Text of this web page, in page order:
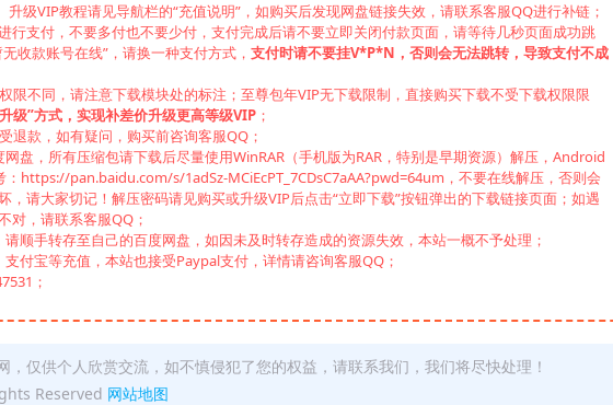
升级VIP教程请见导航栏的“充值说明”，如购买后发现网盘链接失效，请联系客服QQ进行补链；
行支付，不要多付也不要少付，支付完成后请不要立即关闭付款页面，请等待几秒页面成功跳
收款账号在线”，请换一种支付方式， 支付时请不要挂V*P*N，否则会无法跳转，导致支付不成
限不同，请注意下载模块处的标注；至尊包年VIP无下载限制，直接购买下载不受下载权限限
级”方式，实现补差价升级更高等级VIP ；
退款，如有疑问，购买前咨询客服QQ；
盘，所有压缩包请下载后尽量使用WinRAR（手机版为RAR，特别是早期资源）解压，Android
：https://pan.baidu.com/s/1adSz-MCiEcPT_7CDsC7aAA?pwd=64um，不要在线解压，否则会
，请大家切记！解压密码请见购买或升级VIP后点击“立即下载”按钮弹出的下载链接页面；如遇
对，请联系客服QQ；
顺手转存至自己的百度网盘，如因未及时转存造成的资源失效，本站一概不予处理；
付宝等充值，本站也接受Paypal支付，详情请咨询客服QQ；
；
，仅供个人欣赏交流，如不慎侵犯了您的权益，请联系我们，我们将尽快处理！
Reserved 网站地图